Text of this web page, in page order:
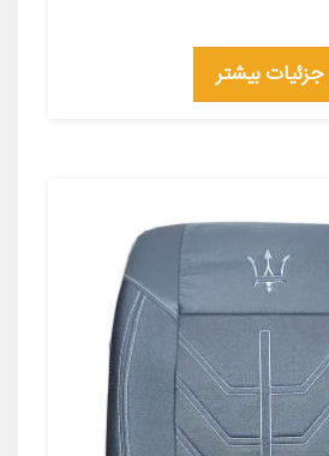
جزئیات بیشتر